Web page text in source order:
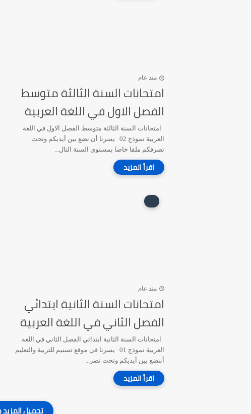
منذ عام
امتحانات السنة الثالثة متوسط
الفصل الاول في اللغة العربية
امتحانات السنة الثالثة متوسط الفصل الاول في اللغة
العربية نموذج 02 يسرنا أن نضع بين أيديكم وتحت
تصرفكم ملفا خاصا بمستوى السنة الثال...
منذ عام
امتحانات السنة الثانية ابتدائي
الفصل الثاني في اللغة العربية
امتحانات السنة الثانية ابتدائي الفصل الثاني في اللغة
العربية نموذج 01 يسرنا في موقع تسنيم للتربية والتعليم
أننضع بين أيديكم وتحت تصر...